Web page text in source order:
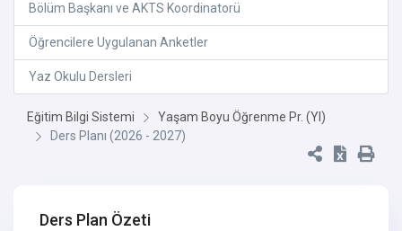
Bölüm Başkanı ve AKTS Koordinatorü
Öğrencilere Uygulanan Anketler
Yaz Okulu Dersleri
Eğitim Bilgi Sistemi
Yaşam Boyu Öğrenme Pr. (Yl)
Ders Planı (2026 - 2027)
Ders Plan Özeti